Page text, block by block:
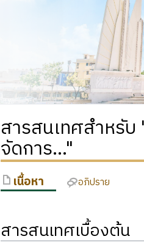
สารสนเทศสำหรั
จัดการ..."
เนื้อหา อภิปราย
สารสนเทศเบื้องต้น